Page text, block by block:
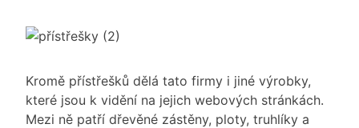
Kromě přístřešků dělá tato firmy i jiné výrobky,
které jsou k vidění na jejich webových stránkách.
Mezi ně patří dřevěné zástěny, ploty, truhlíky a